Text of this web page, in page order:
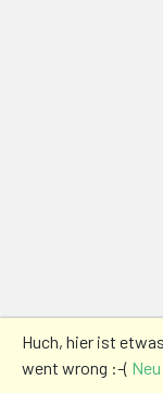
Huch, hier ist
went wrong :-(